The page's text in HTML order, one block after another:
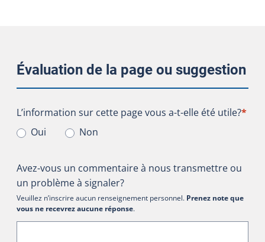
Évaluation de la page ou suggestion
L’information sur cette page vous a-t-elle été utile?
L’information sur cette page vous a-t-elle été utile?*
Oui
Non
Avez-vous un commentaire à nous transmettre ou
un problème à signaler?
Veuillez n’inscrire aucun renseignement personnel. Prenez note que
vous ne recevrez aucune réponse.